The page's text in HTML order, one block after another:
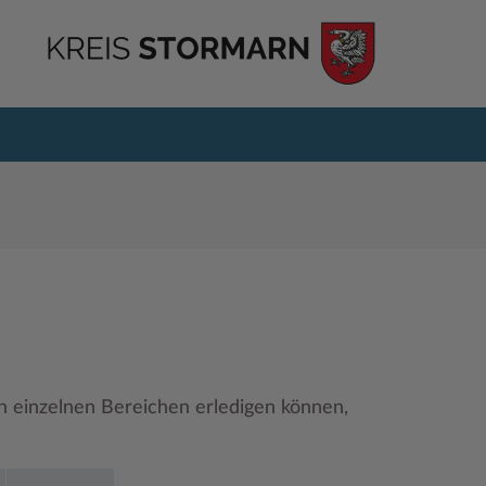
einzelnen Bereichen erledigen können,